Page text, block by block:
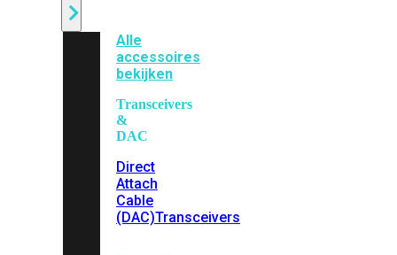
Alle
accessoires
bekijken
Transceivers
&
DAC
Direct
Attach
Cable
(DAC)Transceivers